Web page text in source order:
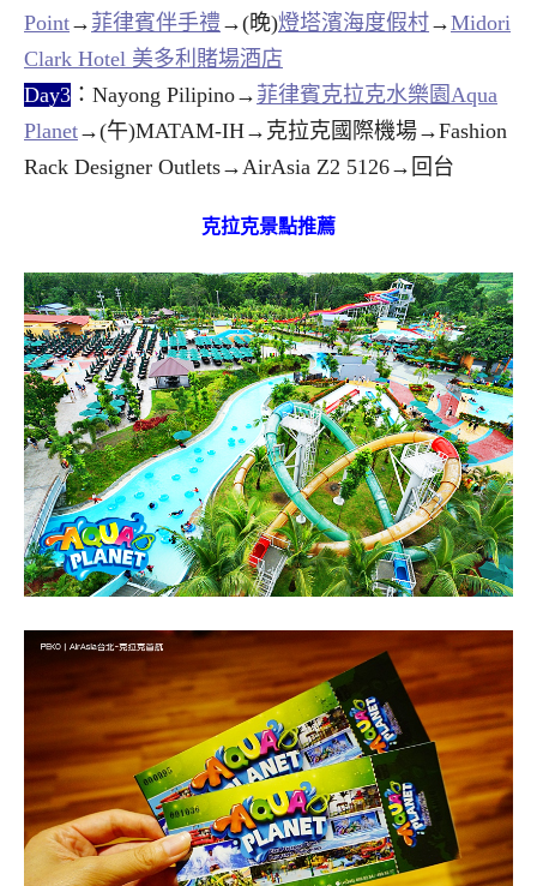
Point→ 菲律賓伴手禮 →(晚)燈塔濱海度假村→Midori
Clark Hotel 美多利賭場酒店
Day3 ：Nayong Pilipino→ 菲律賓克拉克水樂園Aqua
Planet→(午)MATAM-IH→克拉克國際機場→Fashion
Rack Designer Outlets→AirAsia Z2 5126→回台
克拉克景點推薦